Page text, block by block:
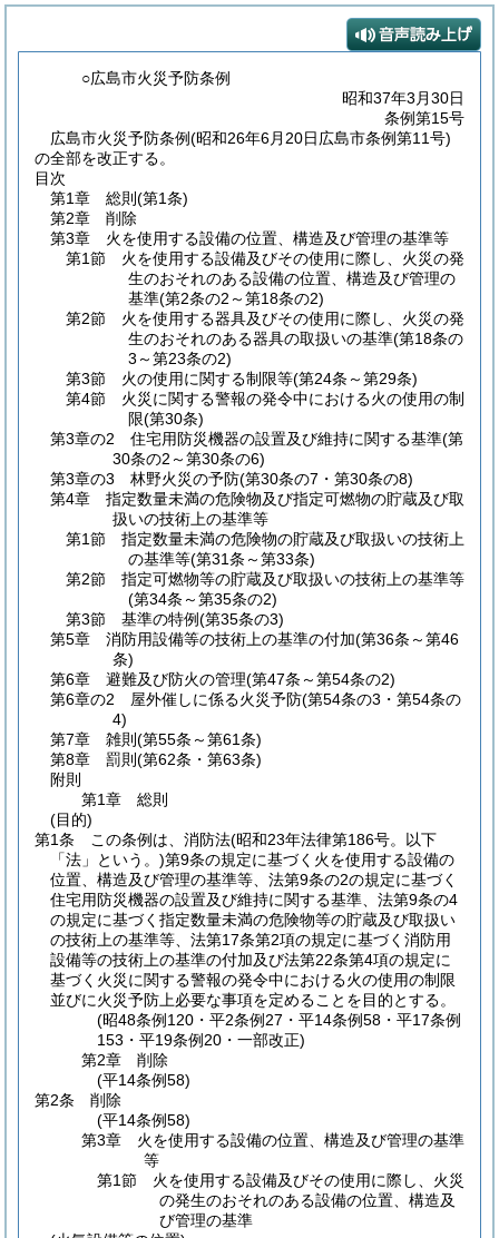
○広島市火災予防条例
昭和37年3月30日
条例第15号
広島市火災予防条例(昭和26年6月20日広島市条例第11号)
の全部を改正する。
目次
第1章
総則 (第1条)
第2章
削除
第3章
火を使用する設備の位置、構造及び管理の基準等
第1節
火を使用する設備及びその使用に際し、火災の発
生のおそれのある設備の位置、構造及び管理の
基準(第2条の2～第18条の2)
第2節
火を使用する器具及びその使用に際し、火災の発
生のおそれのある器具の取扱いの基準(第18条の
3～第23条の2)
第3節
火の使用に関する制限等(第24条～第29条)
第4節
火災に関する警報の発令中における火の使用の制
限(第30条)
第3章の2
住宅用防災機器の設置及び維持に関する基準(第
30条の2～第30条の6)
第3章の3
林野火災の予防(第30条の7・第30条の8)
第4章
指定数量未満の危険物及び指定可燃物の貯蔵及び取
扱いの技術上の基準等
第1節
指定数量未満の危険物の貯蔵及び取扱いの技術上
の基準等(第31条～第33条)
第2節
指定可燃物等の貯蔵及び取扱いの技術上の基準等
(第34条～第35条の2)
第3節
基準の特例(第35条の3)
第5章
消防用設備等の技術上の基準の付加(第36条～第46
条)
第6章
避難及び防火の管理(第47条～第54条の2)
第6章の2
屋外催しに係る火災予防(第54条の3・第54条の
4)
第7章
雑則 (第55条～第61条)
第8章
罰則 (第62条・第63条)
附則
第1章
総則
(目的)
第1条
この条例は、消防法(昭和23年法律第186号。以下
「法」という。)第9条の規定に基づく火を使用する設備の
位置、構造及び管理の基準等、法第9条の2の規定に基づく
住宅用防災機器の設置及び維持に関する基準、法第9条の4
の規定に基づく指定数量未満の危険物等の貯蔵及び取扱い
の技術上の基準等、法第17条第2項の規定に基づく消防用
設備等の技術上の基準の付加及び法第22条第4項の規定に
基づく火災に関する警報の発令中における火の使用の制限
並びに火災予防上必要な事項を定めることを目的とする。
(昭48条例120・平2条例27・平14条例58・平17条例
153・平19条例20・一部改正)
第2章
削除
(平14条例58)
第2条
削除
(平14条例58)
第3章
火を使用する設備の位置、構造及び管理の基準
等
第1節
火を使用する設備及びその使用に際し、火災
の発生のおそれのある設備の位置、構造及
び管理の基準